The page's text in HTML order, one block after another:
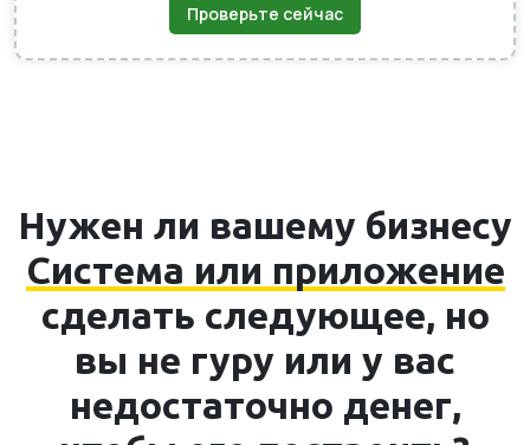
Проверьте сейчас
Нужен ли вашему бизнесу
Система или приложение
сделать следующее, но
вы не гуру или у вас
недостаточно денег,